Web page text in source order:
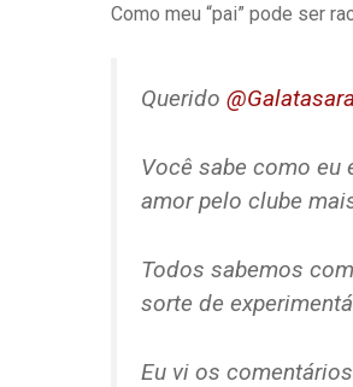
Como meu “pai” pode ser
Querido
Você sabe como eu
amor pelo clube
Todos sabemos
sorte de
Eu vi os